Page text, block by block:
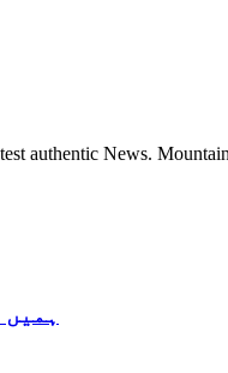
authentic News.